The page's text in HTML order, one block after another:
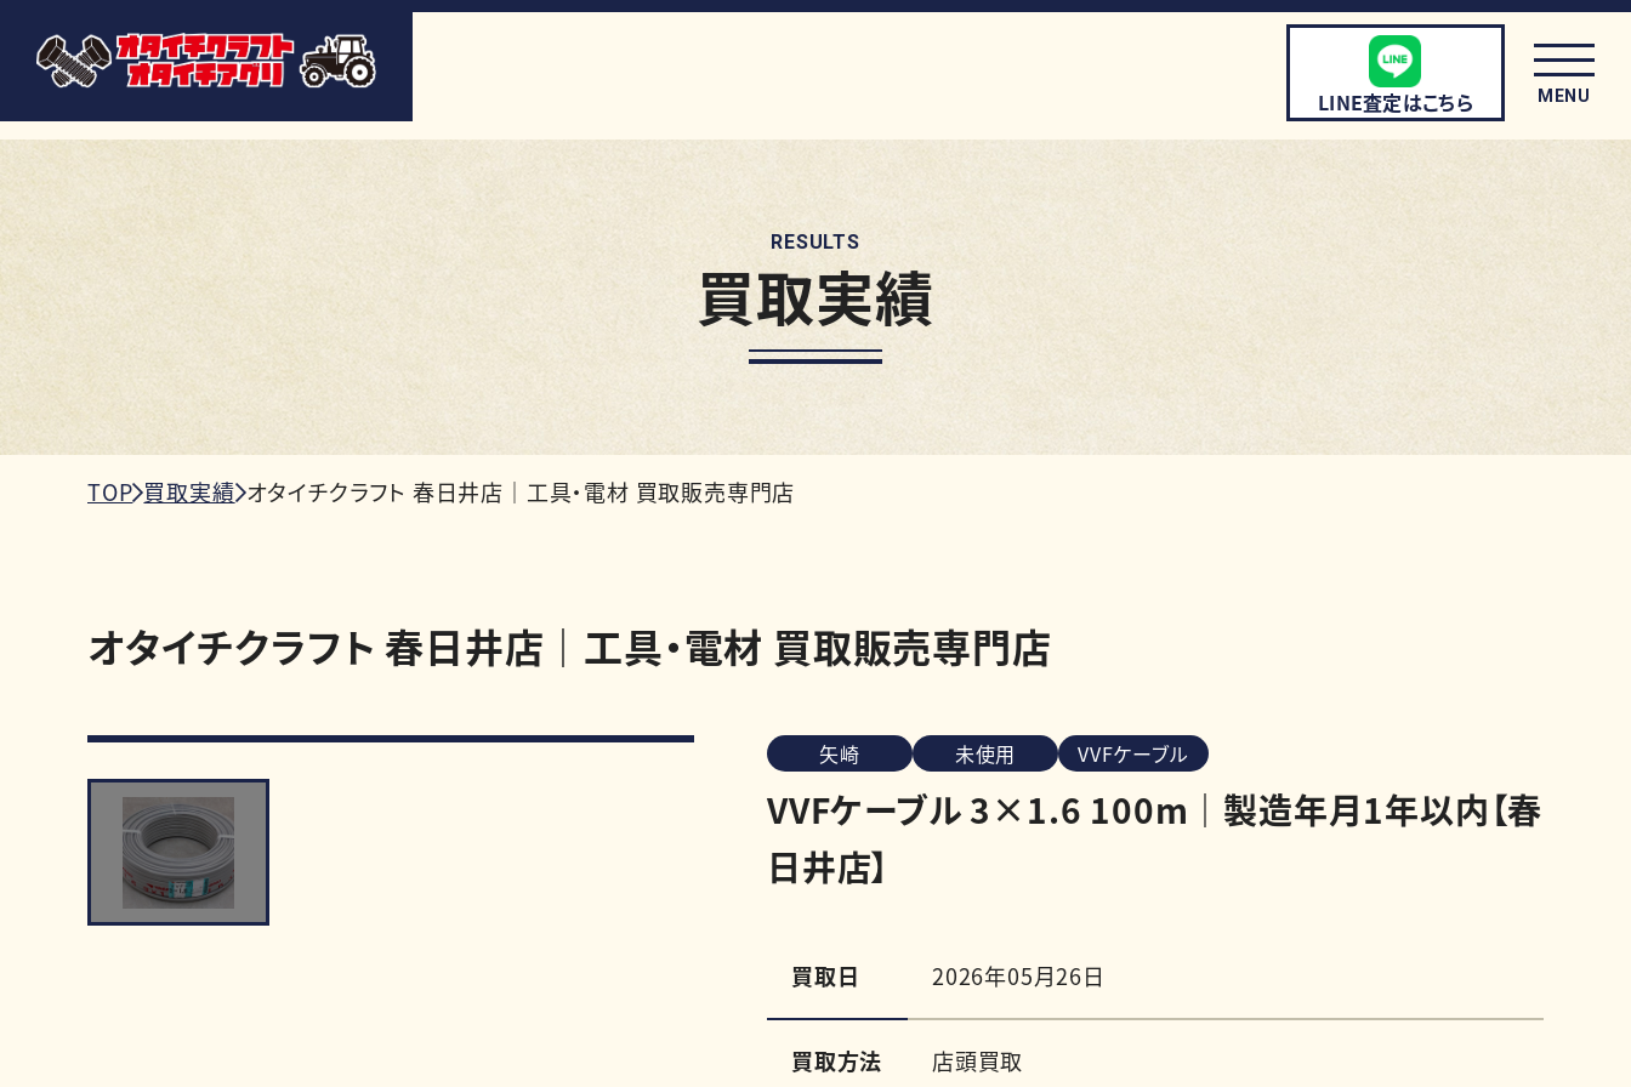
LINE査定はこちら MENU
RESULTS
買取実績
TOP 買取実績 オタイチクラフト 春日井店｜工具・電材 買取販売専門店
オタイチクラフト 春日井店｜工具・電材 買取販売専門店
矢崎 未使用 VVFケーブル
VVFケーブル 3×1.6 100m｜製造年月1年以内【春
日井店】
買取日 2026年05月26日
買取方法 店頭買取